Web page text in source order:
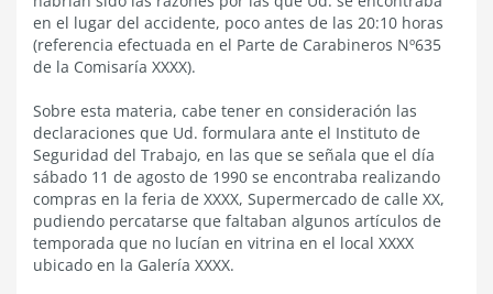
en el lugar del accidente, poco antes de las 20:10 horas
(referencia efectuada en el Parte de Carabineros Nº635
de la Comisaría XXXX).
Sobre esta materia, cabe tener en consideración las
declaraciones que Ud. formulara ante el Instituto de
Seguridad del Trabajo, en las que se señala que el día
sábado 11 de agosto de 1990 se encontraba realizando
compras en la feria de XXXX, Supermercado de calle XX,
pudiendo percatarse que faltaban algunos artículos de
temporada que no lucían en vitrina en el local XXXX
ubicado en la Galería XXXX.